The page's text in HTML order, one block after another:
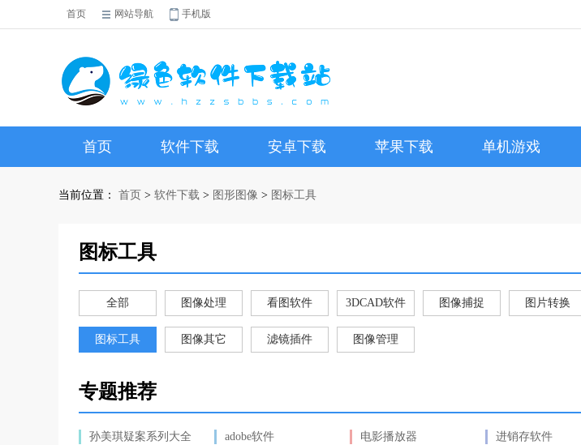
首页 网站导航 手机版
首页 软件下载 安卓下载 苹果下载 单机游戏
当前位置： 首页 > 软件下载 > 图形图像 > 图标工具
图标工具
全部 图像处理 看图软件 3DCAD软件 图像捕捉 图片转换
图标工具 图像其它 滤镜插件 图像管理
专题推荐
孙美琪疑案系列大全 adobe软件 电影播放器 进销存软件